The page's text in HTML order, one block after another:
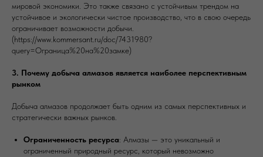
мировой экономики. Это также связано с устойчивым трендом на
устойчивое и экологически чистое производство, что в свою очередь
ограничивает возможности добычи.
(https://www.kommersant.ru/doc/7431980?
query=Ограница%20на%20замке)
3. Почему добыча алмазов является наиболее перспективным
рынком
Добыча алмазов продолжает быть одним из самых перспективных и
стратегически важных рынков.
Ограниченность ресурса: Алмазы — это уникальный и
ограниченный природный ресурс, который невозможно